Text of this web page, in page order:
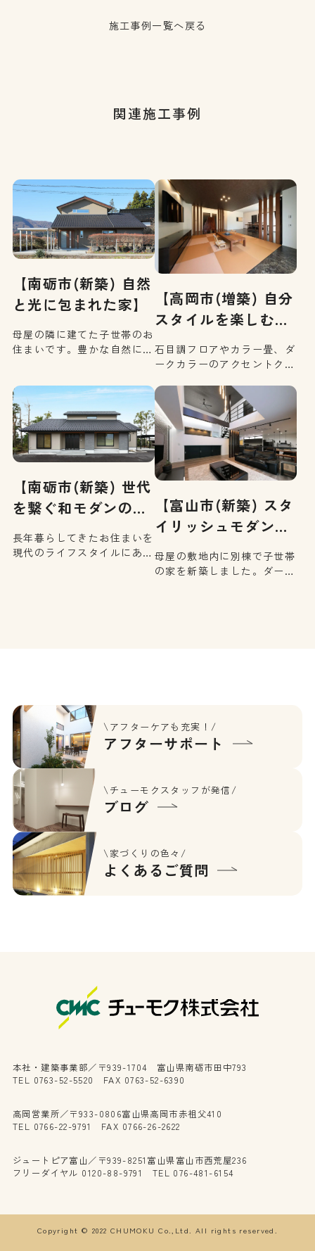
施工事例一覧へ戻る
関連施工事例
【南砺市(新築) 自然
と光に包まれた家】
母屋の隣に建てた子世帯のお
住まいです。豊かな自然に囲
分に取り入れられるリビング
は、床でゴロゴロと寛ぎ、窓
際のベンチに腰掛けるスタイ
ルで、家族が思い思いに過ご
せる空間に。階段脇に設けた
デスクコーナーや2階ホール
[…]
【高岡市(増築) 自分
スタイルを楽しむ
家…
石目調フロアやカラー畳、ダ
ークカラーのアクセントクロ
素敵に仕上げたLDKと、自分
好みのデザインで遊び心を加
えたプライベートスペース。
メリハリをつけた内装が印象
的な平屋づくりのお住まいで
す。
【南砺市(新築) 世代
を繋ぐ和モダンの
家…
長年暮らしてきたお住まいを
現代のライフスタイルにあわ
【富山市(新築) スタ
イリッシュモダン
な…
母屋の敷地内に別棟で子世帯
の家を新築しました。ダーク
\アフターケアも充実！/
アフターサポート
\チューモクスタッフが発信/
ブログ
\家づくりの色々/
よくあるご質問
本社・建築事業部／〒939-1704 富山県南砺市田中793
TEL 0763-52-5520 FAX 0763-52-6390
高岡営業所／〒933-0806富山県高岡市赤祖父410
TEL 0766-22-9791 FAX 0766-26-2622
ジュートピア富山／〒939-8251富山県富山市西荒屋236
フリーダイヤル 0120-88-9791 TEL 076-481-6154
Copyright © 2022 CHUMOKU Co.,Ltd. All rights reserved.